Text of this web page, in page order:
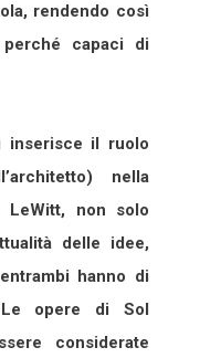
rendendo così
capaci di
inserisce il ruolo
nella
LeWitt, non solo
delle idee,
hanno di
opere di Sol
considerate